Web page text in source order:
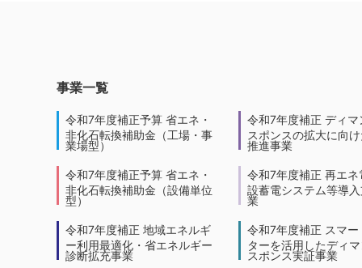
事業一覧
令和7年度補正予算 省エネ・
非化石転換補助金（工場・事
業場型）
令和7年度補正予算 省エネ・
非化石転換補助金（設備単位
型）
令和7年度補正 地域エネルギ
ー利用最適化・省エネルギー
診断拡充事業
令和7年度補正 ディマ
スポンスの拡大に向
推進事業
令和7年度補正 再エネ
設蓄電システム等導
業
令和7年度補正 スマー
ターを活用したディ
スポンス実証事業